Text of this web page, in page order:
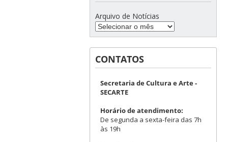
Arquivo de Notícias
CONTATOS
Secretaria de Cultura e Arte -
SECARTE
Horário de atendimento:
De segunda a sexta-feira das 7h
às 19h